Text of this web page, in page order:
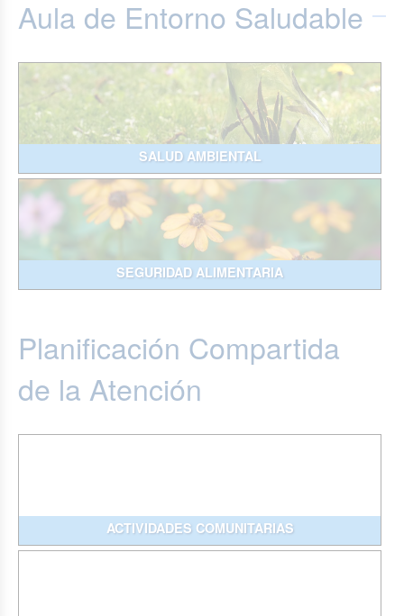
Aula de Entorno Saludable
SALUD AMBIENTAL
SEGURIDAD ALIMENTARIA
Planificación Compartida
de la Atención
ACTIVIDADES COMUNITARIAS